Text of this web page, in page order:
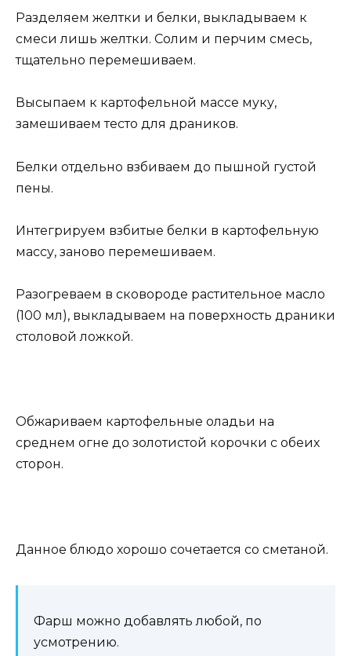
Разделяем желтки и белки, выкладываем к
смеси лишь желтки. Солим и перчим смесь,
тщательно перемешиваем.
Высыпаем к картофельной массе муку,
замешиваем тесто для драников.
Белки отдельно взбиваем до пышной густой
пены.
Интегрируем взбитые белки в картофельную
массу, заново перемешиваем.
Разогреваем в сковороде растительное масло
(100 мл), выкладываем на поверхность драники
столовой ложкой.
Обжариваем картофельные оладьи на
среднем огне до золотистой корочки с обеих
сторон.
Данное блюдо хорошо сочетается со сметаной.
Фарш можно добавлять любой, по
усмотрению.